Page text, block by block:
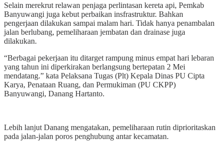
Selain merekrut relawan penjaga perlintasan kereta api, Pemkab
Banyuwangi juga kebut perbaikan insfrastruktur. Bahkan
pengerjaan dilakukan sampai malam hari. Tidak hanya penambalan
jalan berlubang, pemeliharaan jembatan dan drainase juga
dilakukan.
“Berbagai pekerjaan itu ditarget rampung minus empat hari lebaran
yang tahun ini diperkirakan berlangsung bertepatan 2 Mei
mendatang.” kata Pelaksana Tugas (Plt) Kepala Dinas PU Cipta
Karya, Penataan Ruang, dan Permukiman (PU CKPP)
Banyuwangi, Danang Hartanto.
Lebih lanjut Danang mengatakan, pemeliharaan rutin diprioritaskan
pada jalan-jalan poros penghubung antar kecamatan.